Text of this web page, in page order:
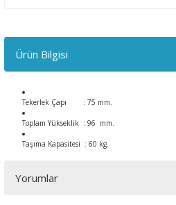
Ürün Bilgisi
Tekerlek Çapı : 75 mm.
Toplam Yükseklik : 96 mm.
Taşıma Kapasitesi : 60 kg.
Yorumlar